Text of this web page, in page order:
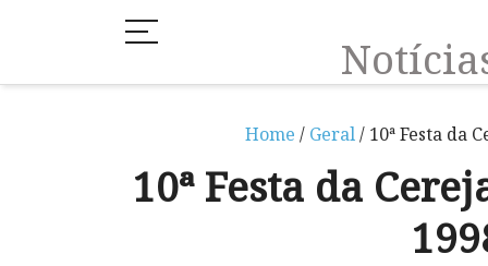
Home / Geral/ 10ª Festa da
10ª Festa da